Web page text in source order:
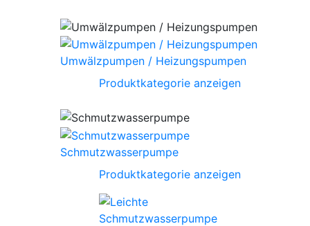
Umwälzpumpen / Heizungspumpen
Produktkategorie anzeigen
Schmutzwasserpumpe
Produktkategorie anzeigen